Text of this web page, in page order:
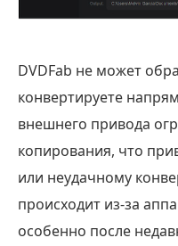
DVDFab не может
конвертируете
внешнего привода
копирования, что
или неудачному
происходит из-за
особенно после